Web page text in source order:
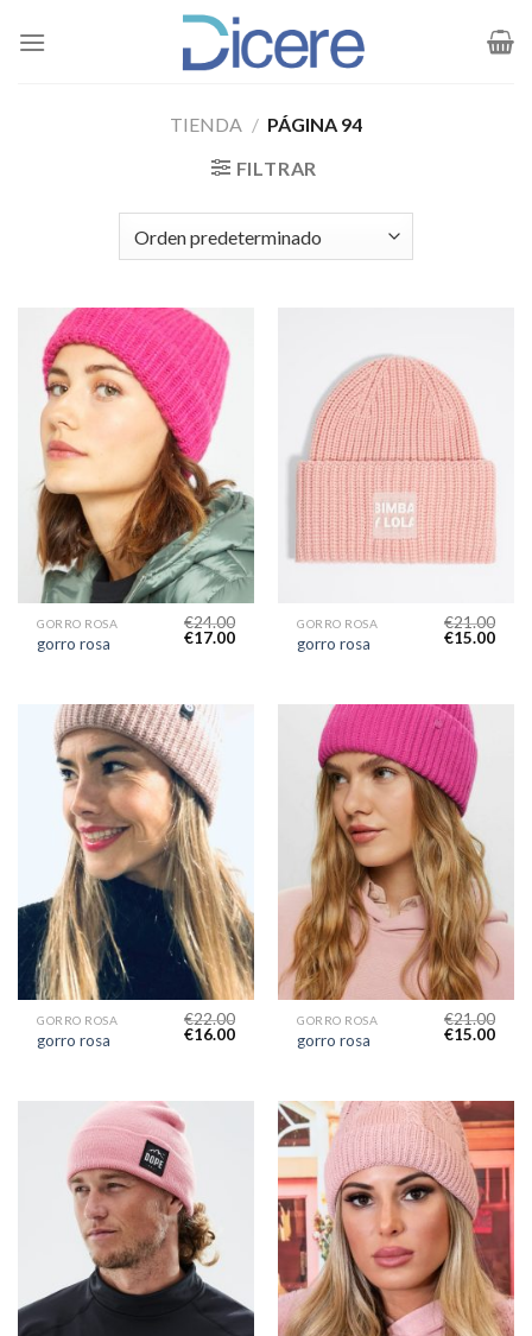
TIENDA / PÁGINA 94
FILTRAR
GORRO ROSA
gorro rosa
€24.00
€17.00
GORRO ROSA
gorro rosa
€21.00
€15.00
GORRO ROSA
gorro rosa
€22.00
€16.00
GORRO ROSA
gorro rosa
€21.00
€15.00